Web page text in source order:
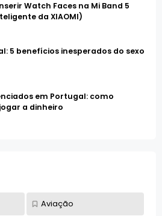
Watch Faces na Mi Band 5
da XIAOMI)
5 benefícios inesperados do sexo
em Portugal: como
a dinheiro
Aviação